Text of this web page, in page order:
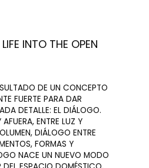
INTO THE OPEN
DE UN CONCEPTO
FUERTE PARA DAR
DETALLE: EL DIÁLOGO.
ENTRE LUZ Y
DIÁLOGO ENTRE
FORMAS Y
NACE UN NUEVO MODO